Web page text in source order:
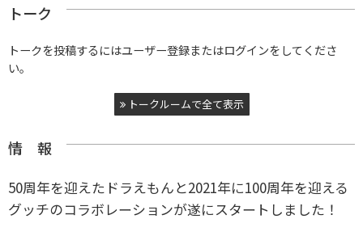
トーク
トークを投稿するにはユーザー登録またはログインをしてくださ
い。
トークルームで全て表示
情 報
50周年を迎えたドラえもんと2021年に100周年を迎える
グッチのコラボレーションが遂にスタートしました！